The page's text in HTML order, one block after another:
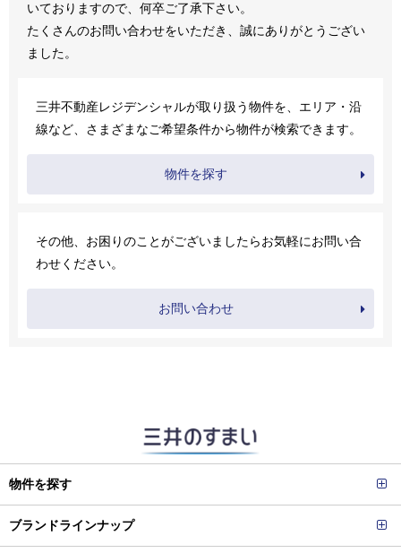
いておりますので、何卒ご了承下さい。
たくさんのお問い合わせをいただき、誠にありがとうござい
ました。
三井不動産レジデンシャルが取り扱う物件を、エリア・沿
線など、さまざまなご希望条件から物件が検索できます。
物件を探す
その他、お困りのことがございましたらお気軽にお問い合
わせください。
お問い合わせ
物件を探す
ブランドラインナップ